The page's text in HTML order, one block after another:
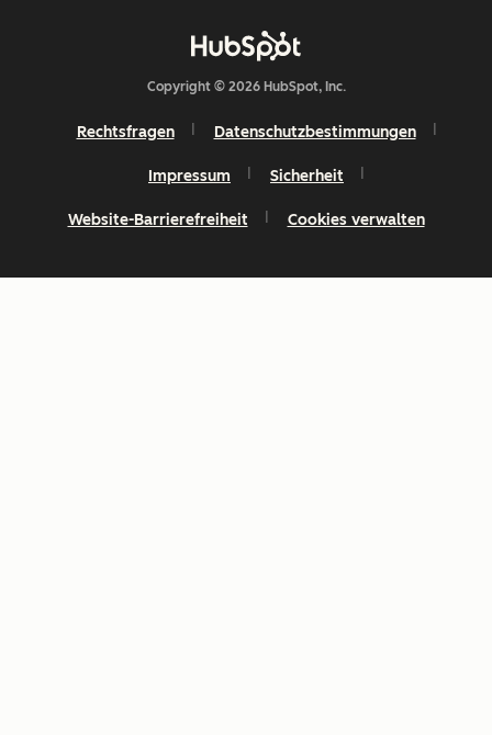
Copyright © 2026 HubSpot, Inc.
Rechtsfragen Datenschutzbestimmungen
Impressum Sicherheit
Website-Barrierefreiheit Cookies verwalten